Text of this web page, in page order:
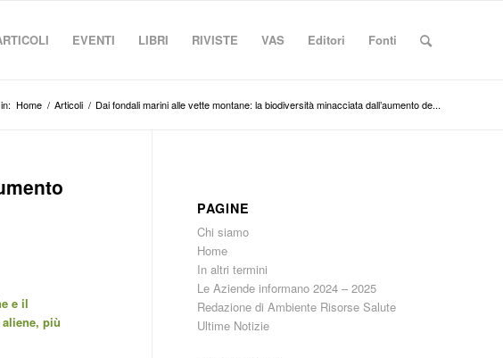
EVENTI LIBRI RIVISTE VAS Editori Fonti
Home / Articoli / Dai fondali marini alle vette montane: la biodiversità minacciata dall’aumento de...
e il
più
PAGINE
Chi siamo
Home
In altri termini
Le Aziende informano 2024 – 2025
Redazione di Ambiente Risorse Salute
Ultime Notizie